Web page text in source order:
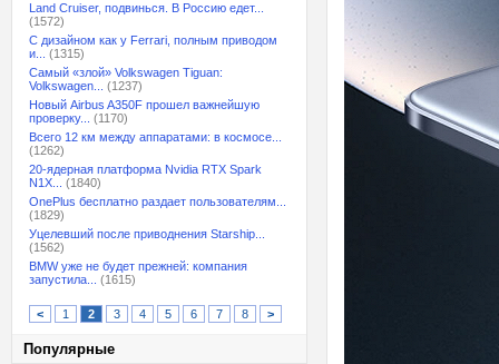
Land Cruiser, подвинься. В Россию едет...
(1572)
С дизайном как у Ferrari, полным приводом
и...
(1315)
Самый «злой» Volkswagen Tiguan:
Volkswagen...
(1237)
Новый Airbus A350F прошел важнейшую
проверку...
(1170)
Всего 12 км между аппаратами: в космосе...
(1262)
20-ядерная платформа Nvidia RTX Spark
N1X...
(1840)
OnePlus бесплатно раздает пользователям...
(1829)
Уцелевший после приводнения Starship...
(1562)
BMW уже не будет прежней: компания
запустила...
(1615)
< 1 2 3 4 5 6 7 8 >
Популярные